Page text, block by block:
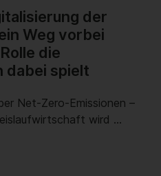
der
Weg vorbei
die
dabei spielt
Net-Zero-Emissionen –
wird …